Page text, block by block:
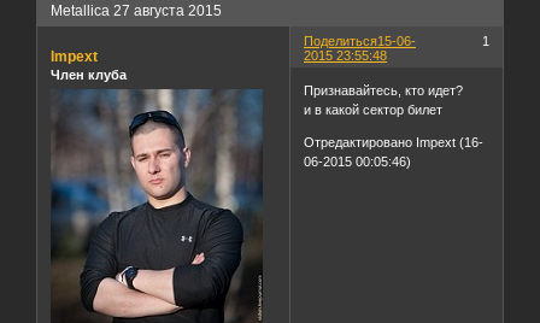
Metallica 27 августа 2015
Поделиться 1
15-06-
2015 23:55:48
Impext
Член клуба
Признавайтесь, кто идет?
и в какой сектор билет
Отредактировано Impext (16-
06-2015 00:05:46)